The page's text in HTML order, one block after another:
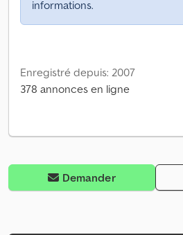
informations.
Enregistré depuis: 2007
378 annonces en ligne
Demander